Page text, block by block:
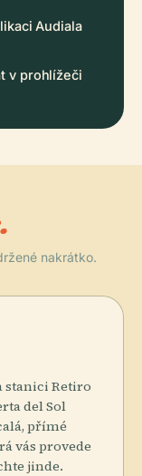
Audiala
v prohlížeči
nakrátko.
stanici Retiro
del Sol
přímé
vás provede
jinde.